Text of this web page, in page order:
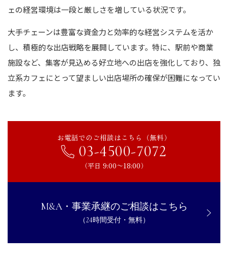
ェの経営環境は一段と厳しさを増している状況です。
大手チェーンは豊富な資金力と効率的な経営システムを活か
し、積極的な出店戦略を展開しています。特に、駅前や商業
施設など、集客が見込める好立地への出店を強化しており、独
立系カフェにとって望ましい出店場所の確保が困難になってい
ます。
お電話でのご相談はこちら（無料）
03-4500-7072
（平日 9:00〜18:00）
M&A・事業承継のご相談はこちら
（24時間受付・無料）